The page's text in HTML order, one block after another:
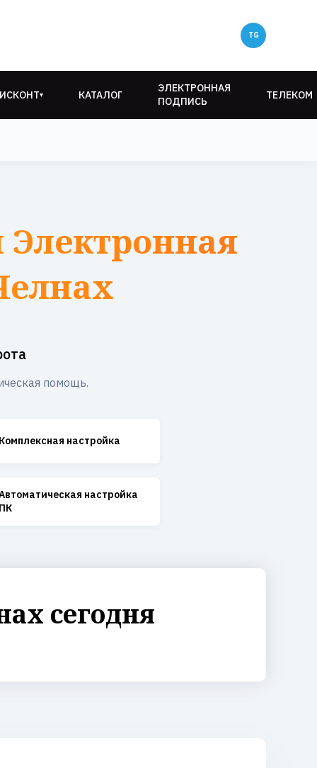
▾ КАТАЛОГ
ЭЛЕКТРОННАЯ
ПОДПИСЬ
ТЕЛЕКОМ
помощь.
настройка
настройка
сегодня